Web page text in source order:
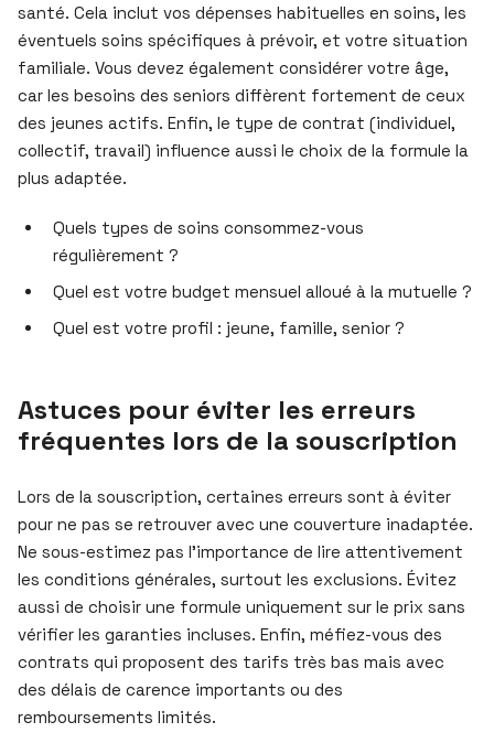
santé. Cela inclut vos dépenses habituelles en soins, les
éventuels soins spécifiques à prévoir, et votre situation
familiale. Vous devez également considérer votre âge,
car les besoins des seniors diffèrent fortement de ceux
des jeunes actifs. Enfin, le type de contrat (individuel,
collectif, travail) influence aussi le choix de la formule la
plus adaptée.
Quels types de soins consommez-vous
régulièrement ?
Quel est votre budget mensuel alloué à la mutuelle ?
Quel est votre profil : jeune, famille, senior ?
Astuces pour éviter les erreurs
fréquentes lors de la souscription
Lors de la souscription, certaines erreurs sont à éviter
pour ne pas se retrouver avec une couverture inadaptée.
Ne sous-estimez pas l’importance de lire attentivement
les conditions générales, surtout les exclusions. Évitez
aussi de choisir une formule uniquement sur le prix sans
vérifier les garanties incluses. Enfin, méfiez-vous des
contrats qui proposent des tarifs très bas mais avec
des délais de carence importants ou des
remboursements limités.